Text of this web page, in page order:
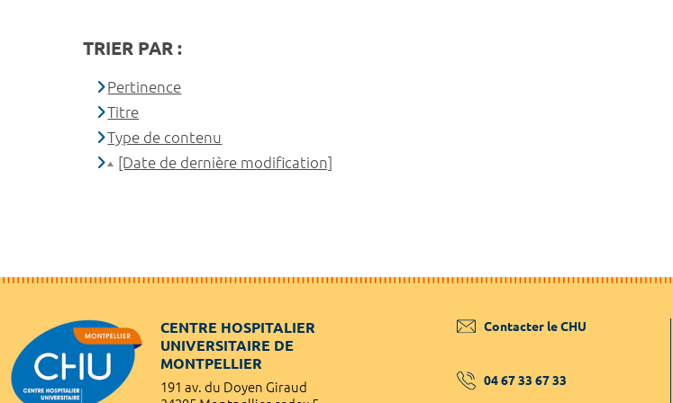
TRIER PAR :
Pertinence
Titre
Type de contenu
[Date de dernière modification]
CENTRE HOSPITALIER
UNIVERSITAIRE DE
MONTPELLIER
191 av. du Doyen Giraud
Contacter le CHU
04 67 33 67 33